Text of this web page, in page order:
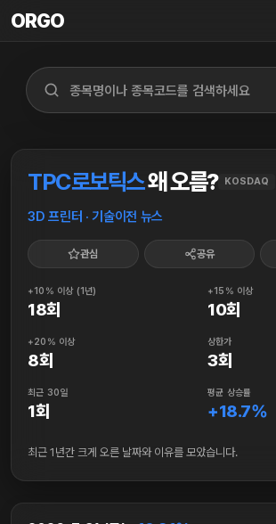
ORGO
ORGO
TPC로보틱스왜 오름? KOSDAQ
3D 프린터 · 기술이전 뉴스
관심 공유
+10% 이상 (1년)
18회
+15% 이상
10회
+20% 이상
8회
상한가
3회
최근 30일
1회
평균 상승률
+18.7%
최근 1년간 크게 오른 날짜와 이유를 모았습니다.